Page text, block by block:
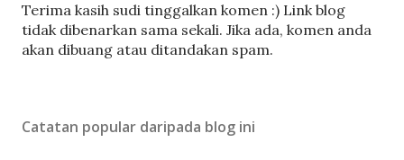
C
a
t
l
Terima kasih sudi tinggalkan komen :) Link blog
tidak dibenarkan sama sekali. Jika ada, komen anda
akan dibuang atau ditandakan spam.
Catatan popular daripada blog ini